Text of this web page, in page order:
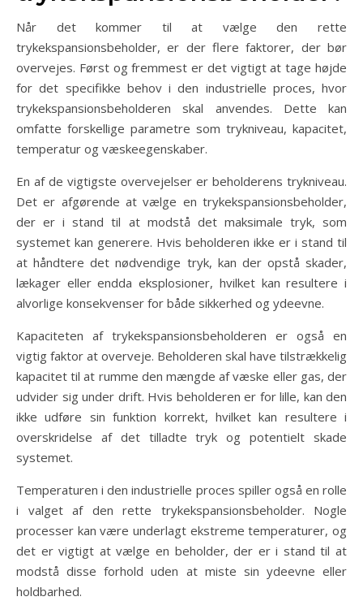
Når det kommer til at vælge den rette
trykekspansionsbeholder, er der flere faktorer, der bør
overvejes. Først og fremmest er det vigtigt at tage højde
for det specifikke behov i den industrielle proces, hvor
trykekspansionsbeholderen skal anvendes. Dette kan
omfatte forskellige parametre som trykniveau, kapacitet,
temperatur og væskeegenskaber.
En af de vigtigste overvejelser er beholderens trykniveau.
Det er afgørende at vælge en trykekspansionsbeholder,
der er i stand til at modstå det maksimale tryk, som
systemet kan generere. Hvis beholderen ikke er i stand til
at håndtere det nødvendige tryk, kan der opstå skader,
lækager eller endda eksplosioner, hvilket kan resultere i
alvorlige konsekvenser for både sikkerhed og ydeevne.
Kapaciteten af trykekspansionsbeholderen er også en
vigtig faktor at overveje. Beholderen skal have tilstrækkelig
kapacitet til at rumme den mængde af væske eller gas, der
udvider sig under drift. Hvis beholderen er for lille, kan den
ikke udføre sin funktion korrekt, hvilket kan resultere i
overskridelse af det tilladte tryk og potentielt skade
systemet.
Temperaturen i den industrielle proces spiller også en rolle
i valget af den rette trykekspansionsbeholder. Nogle
processer kan være underlagt ekstreme temperaturer, og
det er vigtigt at vælge en beholder, der er i stand til at
modstå disse forhold uden at miste sin ydeevne eller
holdbarhed.